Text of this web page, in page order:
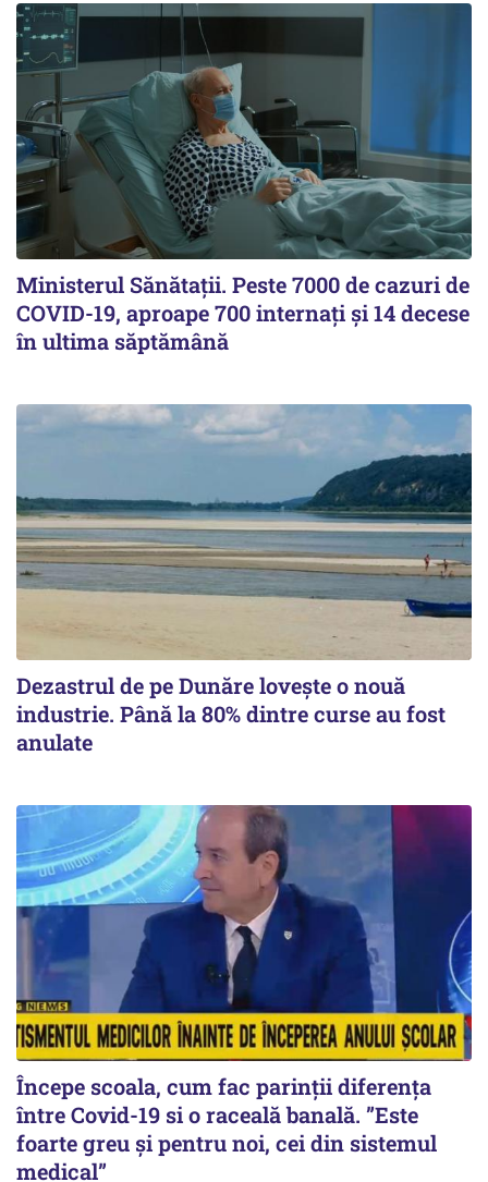
Ministerul Sănătații. Peste 7000 de cazuri de
COVID-19, aproape 700 internați și 14 decese
în ultima săptămână
Dezastrul de pe Dunăre lovește o nouă
industrie. Până la 80% dintre curse au fost
anulate
Începe scoala, cum fac parinții diferența
între Covid-19 si o raceală banală. ”Este
foarte greu și pentru noi, cei din sistemul
medical”